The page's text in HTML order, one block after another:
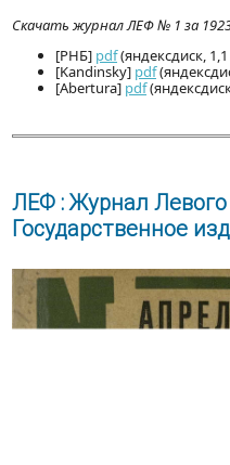
Скачать журнал ЛЕФ № 1 за
[РНБ] pdf(яндексдиск,
[Kandinsky] pdf
[Abertura] pdf
ЛЕФ : Журнал Левого
Государственное